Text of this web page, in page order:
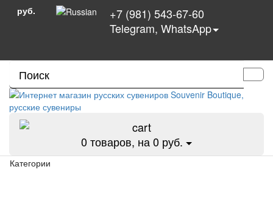
руб.
+7 (981) 543-67-60
Telegram, WhatsApp
0товаров, на 0 руб.
Категории